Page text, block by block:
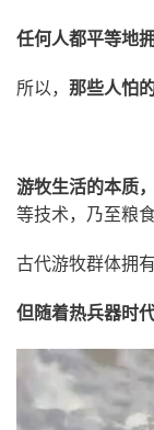
任何人都平等地
所以， 那些人怕
游牧生活的本质
等技术，乃至粮
古代游牧群体拥
但随着热兵器时